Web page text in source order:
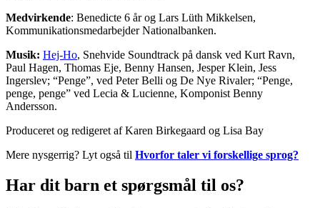
Medvirkende: Benedicte 6 år og Lars Lüth Mikkelsen,
Kommunikationsmedarbejder Nationalbanken.
Musik: Hej-Ho, Snehvide Soundtrack på dansk ved Kurt Ravn,
Paul Hagen, Thomas Eje, Benny Hansen, Jesper Klein, Jess
Ingerslev; “Penge”, ved Peter Belli og De Nye Rivaler; “Penge,
penge, penge” ved Lecia & Lucienne, Komponist Benny
Andersson.
Produceret og redigeret af Karen Birkegaard og Lisa Bay
Mere nysgerrig? Lyt også til Hvorfor taler vi forskellige sprog?
Har dit barn et spørgsmål til os?